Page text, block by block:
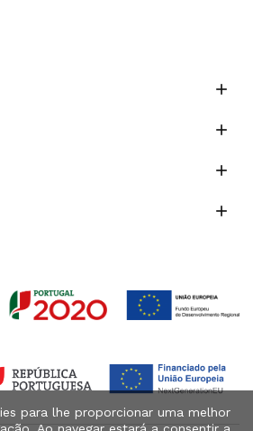




para lhe proporcionar uma melhor